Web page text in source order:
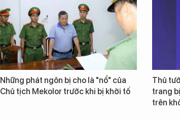
Những phát ngôn bị cho là "nổ" của
Chủ tịch Mekolor trước khi bị khởi tố
Thủ
trang
trên